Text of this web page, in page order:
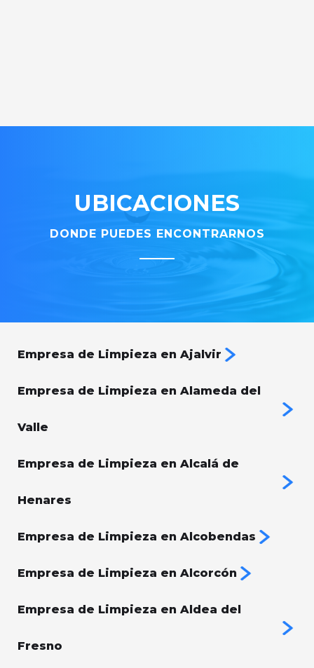
UBICACIONES
DONDE PUEDES ENCONTRARNOS
Empresa de Limpieza en Ajalvir
Empresa de Limpieza en Alameda del
Valle
Empresa de Limpieza en Alcalá de
Henares
Empresa de Limpieza en Alcobendas
Empresa de Limpieza en Alcorcón
Empresa de Limpieza en Aldea del
Fresno